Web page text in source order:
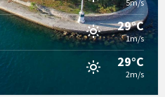
5m/s
29°C
1m/s
29°C
2m/s